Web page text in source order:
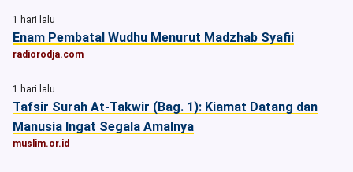
1 hari lalu
Enam Pembatal Wudhu Menurut Madzhab Syafii
radiorodja.com
1 hari lalu
Tafsir Surah At-Takwir (Bag. 1): Kiamat Datang dan
Manusia Ingat Segala Amalnya
muslim.or.id